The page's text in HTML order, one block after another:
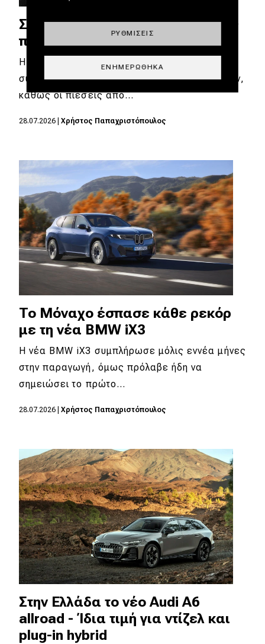
Σοκ στην Porsche: Κόβει μία στις
πέντε θέσεις εργασίας
Η Porsche προχωρά στη μεγαλύτερη
συρρίκνωση προσωπικού των τελευταίων ετών,
καθώς οι πιέσεις από…
28.07.2026 Χρήστος Παπαχριστόπουλος
To Μόναχο έσπασε κάθε ρεκόρ
με τη νέα BMW iX3
Η νέα BMW iX3 συμπλήρωσε μόλις εννέα μήνες
στην παραγωγή, όμως πρόλαβε ήδη να
σημειώσει το πρώτο…
28.07.2026 Χρήστος Παπαχριστόπουλος
Στην Ελλάδα το νέο Audi A6
allroad - Ίδια τιμή για ντίζελ και
plug-in hybrid
ΡΥΘΜΊΣΕΙΣ
ΕΝΗΜΕΡΏΘΗΚΑ